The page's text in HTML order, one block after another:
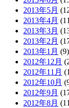
2013年5月
2013年4月
2013年3月
2013年2月
2013年1月 (9)
2012年12月
2012年11月
2012年10月
2012年9月
2012年8月